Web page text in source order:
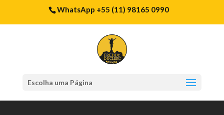
WhatsApp +55 (11) 98165 0990
Escolha uma Página